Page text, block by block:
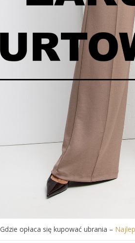
Gdzie opłaca się kupować ubrania –